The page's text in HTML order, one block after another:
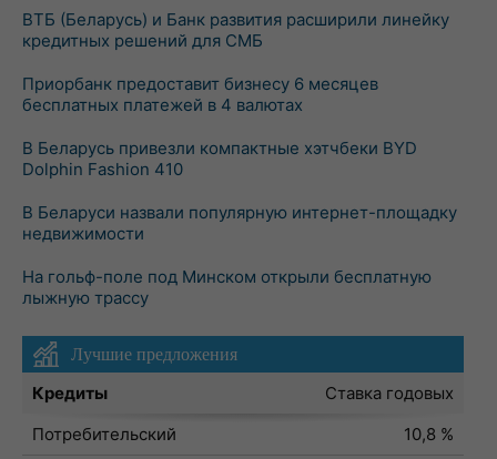
ВТБ (Беларусь) и Банк развития расширили линейку
кредитных решений для СМБ
Приорбанк предоставит бизнесу 6 месяцев
бесплатных платежей в 4 валютах
В Беларусь привезли компактные хэтчбеки BYD
Dolphin Fashion 410
В Беларуси назвали популярную интернет-площадку
недвижимости
На гольф-поле под Минском открыли бесплатную
лыжную трассу
Лучшие предложения
Кредиты
Ставка годовых
Потребительский
10,8 %